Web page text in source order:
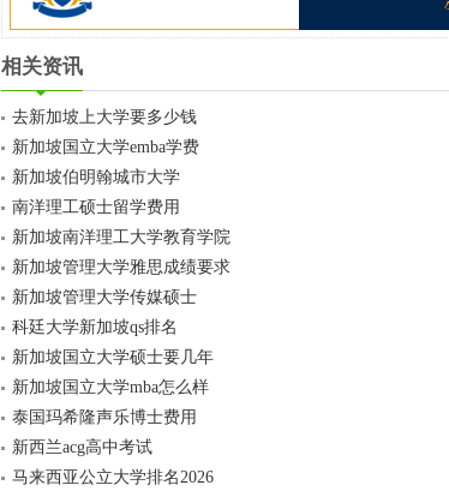
相关资讯
去新加坡上大学要多少钱
新加坡国立大学emba学费
新加坡伯明翰城市大学
南洋理工硕士留学费用
新加坡南洋理工大学教育学院
新加坡管理大学雅思成绩要求
新加坡管理大学传媒硕士
科廷大学新加坡qs排名
新加坡国立大学硕士要几年
新加坡国立大学mba怎么样
泰国玛希隆声乐博士费用
新西兰acg高中考试
马来西亚公立大学排名2026